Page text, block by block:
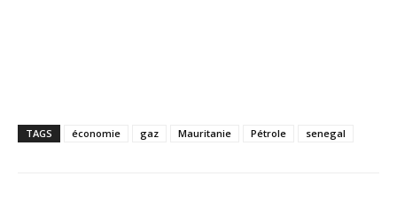
TAGS économie gaz Mauritanie Pétrole senegal